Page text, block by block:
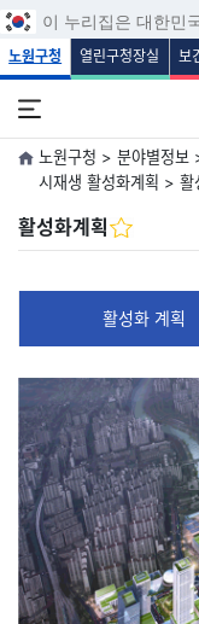
이 누리집은 대한민
노원구청 열린구청장실 보
노원구청 > 분야별정보
시재생 활성화계획 > 활
활성화계획
활성화 계획